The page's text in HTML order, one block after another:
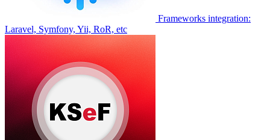
Frameworks integration:
Laravel, Symfony, Yii, RoR, etc